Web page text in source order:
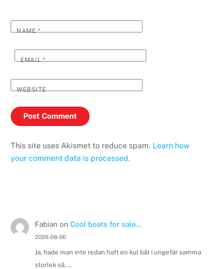
NAME*
EMAIL*
WEBSITE
This site uses Akismet to reduce spam. Learn how
your comment data is processed.
Fabian on Cool boats for sale…
2026-08-06
Ja, hade man inte redan haft en kul båt i ungefär samma
storlek så....